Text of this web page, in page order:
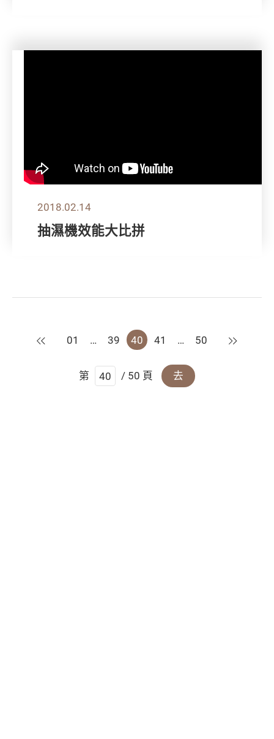
2018.02.14
抽濕機效能大比拼
上一頁
01 … 39 40 41 … 50 下一頁
第 / 50 頁 去